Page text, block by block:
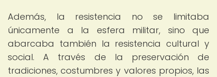
Además, la resistencia no se limitaba
únicamente a la esfera militar, sino que
abarcaba también la resistencia cultural y
social. A través de la preservación de
tradiciones, costumbres y valores propios, las